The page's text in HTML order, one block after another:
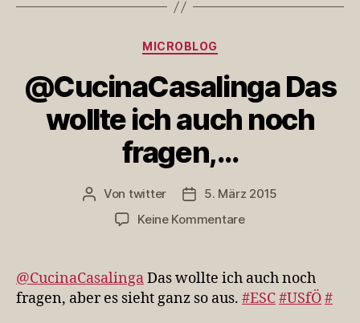
Kategorien
MICROBLOG
@CucinaCasalinga Das
wollte ich auch noch
fragen,…
Beitragsautor
Von twitter Veröffentlichungsdatum
5. März 2015
Keine Kommentarezu
wollte
auch
@CucinaCasalingaDas wollte ich auch noch
fragen, aber es sieht ganz so aus. #ESC#USfÖ#